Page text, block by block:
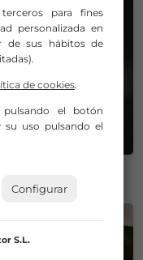
encontrar el mejor
de agosto
para fines
personalizada en
de sus hábitos de
de cookies.
el botón
su uso pulsando el
Configurar
S.L.